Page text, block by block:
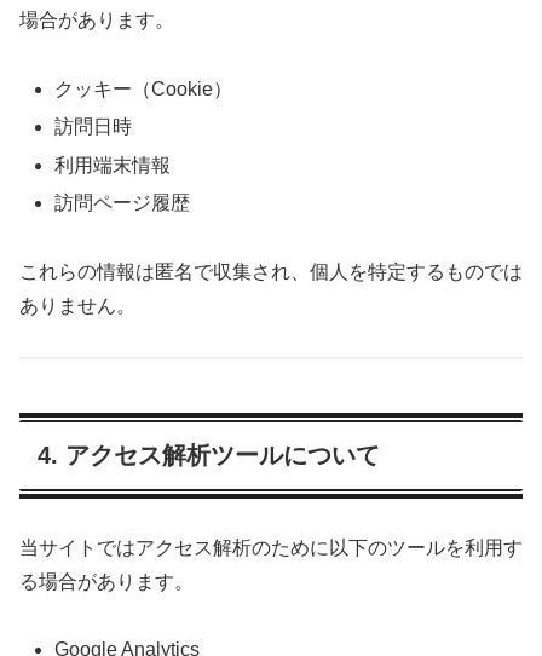
場合があります。
クッキー（Cookie）
訪問日時
利用端末情報
訪問ページ履歴
これらの情報は匿名で収集され、個人を特定するものでは
ありません。
4. アクセス解析ツールについて
当サイトではアクセス解析のために以下のツールを利用す
る場合があります。
Google Analytics